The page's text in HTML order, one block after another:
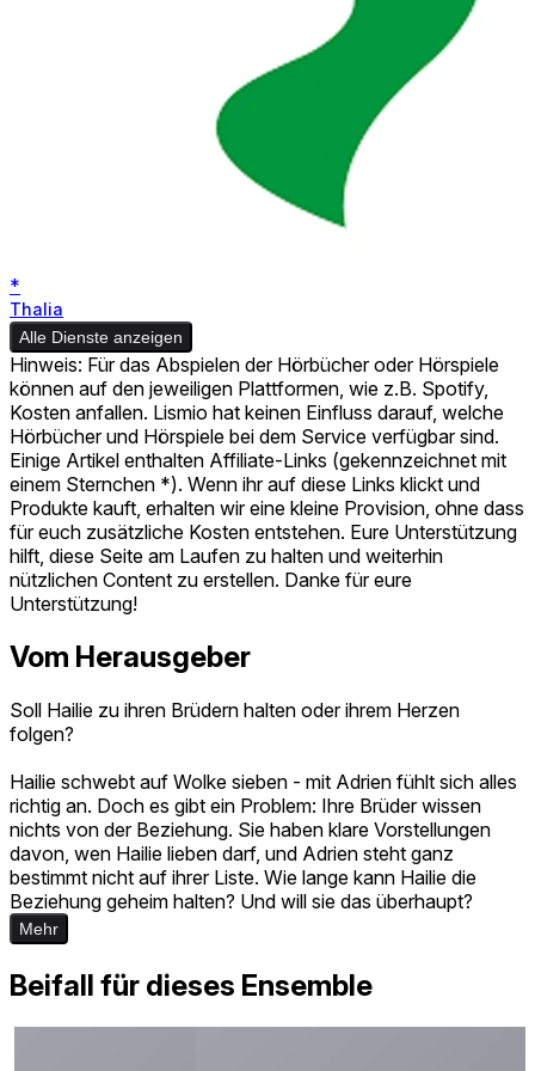
*
Thalia
Alle Dienste anzeigen
Hinweis: Für das Abspielen der Hörbücher oder Hörspiele
können auf den jeweiligen Plattformen, wie z.B. Spotify,
Kosten anfallen. Lismio hat keinen Einfluss darauf, welche
Hörbücher und Hörspiele bei dem Service verfügbar sind.
Einige Artikel enthalten Affiliate-Links (gekennzeichnet mit
einem Sternchen *). Wenn ihr auf diese Links klickt und
Produkte kauft, erhalten wir eine kleine Provision, ohne dass
für euch zusätzliche Kosten entstehen. Eure Unterstützung
hilft, diese Seite am Laufen zu halten und weiterhin
nützlichen Content zu erstellen. Danke für eure
Unterstützung!
Vom Herausgeber
Soll Hailie zu ihren Brüdern halten oder ihrem Herzen
folgen?
Hailie schwebt auf Wolke sieben - mit Adrien fühlt sich alles
richtig an. Doch es gibt ein Problem: Ihre Brüder wissen
nichts von der Beziehung. Sie haben klare Vorstellungen
davon, wen Hailie lieben darf, und Adrien steht ganz
bestimmt nicht auf ihrer Liste. Wie lange kann Hailie die
Beziehung geheim halten? Und will sie das überhaupt?
Mehr
Beifall für dieses Ensemble